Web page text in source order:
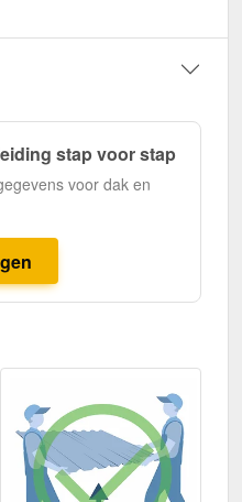
stap voor stap
voor dak en